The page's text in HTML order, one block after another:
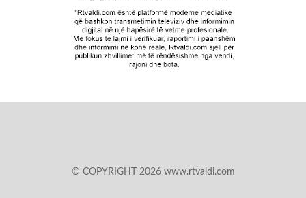
© COPYRIGHT 2026 www.rtvaldi.com